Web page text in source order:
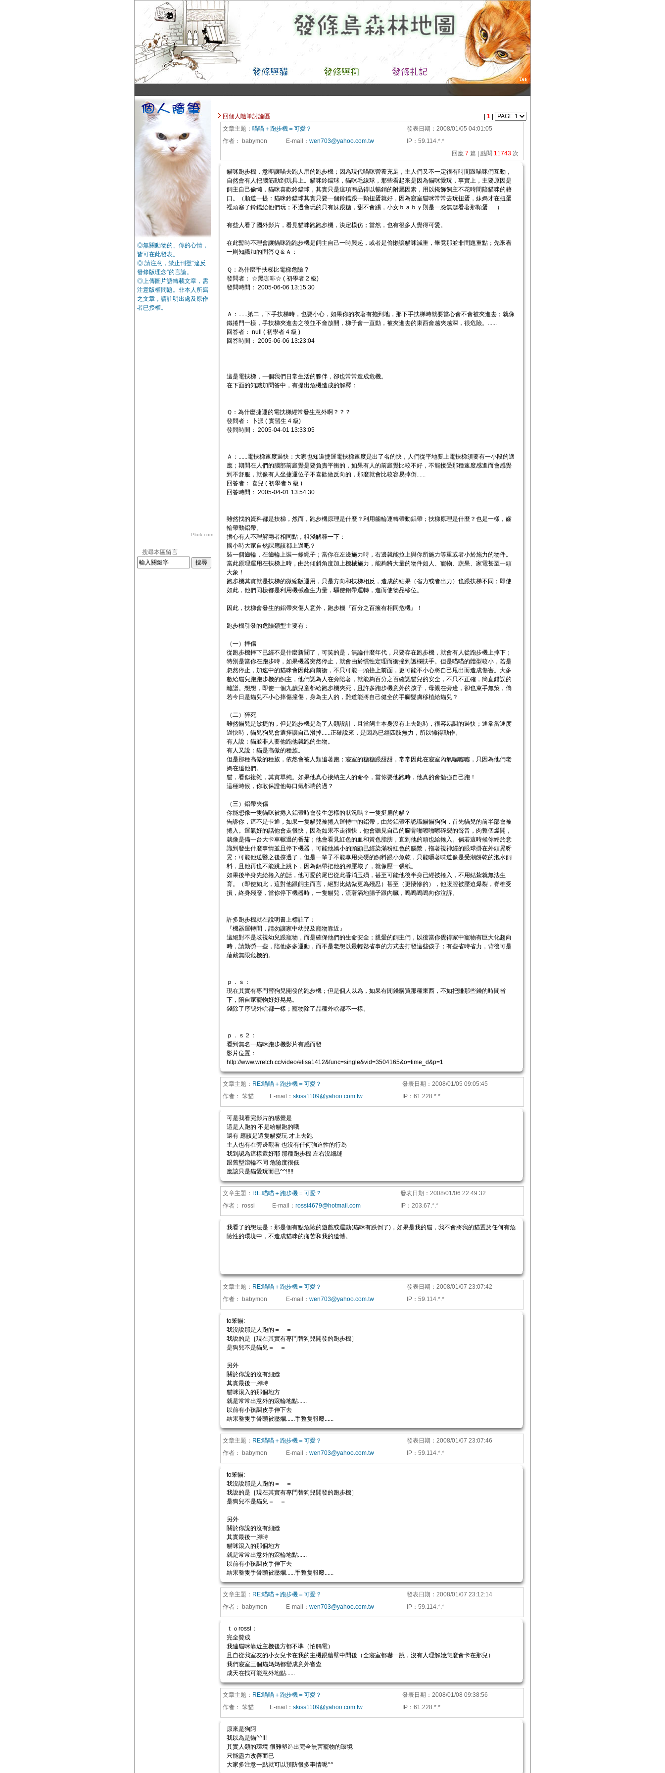
◎無關動物的、你的心情，
皆可在此發表。
◎ 請注意，禁止刊登”違反
發條版理念”的言論。
◎上傳圖片語轉載文章，需
注意版權問題。非本人所寫
之文章，請註明出處及原作
者已授權。
Plurk.com
搜尋本區留言
回個人隨筆討論區 1
文章主題： 喵喵＋跑步機＝可愛？ 發表日期： 2008/01/05 04:01:05
作者：
babymon E-mail ： wen703@yahoo.com.tw IP ： 59.114.*.*
回應 7 篇 | 點閱 11743 次
貓咪跑步機，意即讓喵去跑人用的跑步機；因為現代喵咪營養充足，主人們又不一定很有時間跟喵咪們互動，
自然會有人把腦筋動到玩具上。貓咪鈴鐺球，貓咪毛線球，那些看起來是因為貓咪愛玩，事實上，主要原因是
飼主自己偷懶，貓咪喜歡鈴鐺球，其實只是這項商品得以暢銷的附屬因素，用以掩飾飼主不花時間陪貓咪的藉
口。（順道一提：貓咪鈴鐺球其實只要一個鈴鐺跟一顆扭蛋就好，因為寢室貓咪常常去玩扭蛋，妹媽才在扭蛋
裡頭塞了鈴鐺給他們玩；不過會玩的只有妹跟糖，甜不會踢，小女ｂａｂｙ則是一臉無趣看著那顆蛋......）
有些人看了國外影片，看見貓咪跑跑步機，決定模仿；當然，也有很多人覺得可愛。
在此暫時不理會讓貓咪跑跑步機是飼主自己一時興起，或者是偷懶讓貓咪減重，畢竟那並非問題重點；先來看
一則知識加的問答Ｑ＆Ａ：
Ｑ：為什麼手扶梯比電梯危險 ?
發問者： ☆黑咖啡☆ ( 初學者 2 級)
發問時間： 2005-06-06 13:15:30
Ａ：......第二，下手扶梯時，也要小心，如果你的衣著有拖到地，那下手扶梯時就要當心會不會被夾進去；就像
鐵捲門一樣，手扶梯夾進去之後並不會放開，梯子會一直動，被夾進去的東西會越夾越深，很危險。......
回答者： null ( 初學者 4 級 )
回答時間： 2005-06-06 13:23:04
這是電扶梯，一個我們日常生活的夥伴，卻也常常造成危機。
在下面的知識加問答中，有提出危機造成的解釋：
Ｑ：為什麼捷運的電扶梯經常發生意外啊？？？
發問者： 卜派 ( 實習生 4 級)
發問時間： 2005-04-01 13:33:05
Ａ：......電扶梯速度過快：大家也知道捷運電扶梯速度是出了名的快，人們從平地要上電扶梯須要有一小段的適
應；期間在人們的腦部前庭覺是要負責平衡的，如果有人的前庭覺比較不好，不能接受那種速度感進而會感覺
到不舒服，就像有人坐捷運位子不喜歡做反向的，那麼就會比較容易摔倒......
回答者： 喜兒 ( 初學者 5 級 )
回答時間： 2005-04-01 13:54:30
雖然找的資料都是扶梯，然而，跑步機原理是什麼？利用齒輪運轉帶動鋁帶；扶梯原理是什麼？也是一樣，齒
輪帶動鋁帶。
擔心有人不理解兩者相同點，粗淺解釋一下：
國小時大家自然課應該都上過吧？
裝一個齒輪，在齒輪上裝一條繩子；當你在左邊施力時，右邊就能拉上與你所施力等重或者小於施力的物件。
當此原理運用在扶梯上時，由於傾斜角度加上機械施力，能夠將大量的物件如人、寵物、蔬果、家電甚至一頭
大象！
跑步機其實就是扶梯的微縮版運用，只是方向和扶梯相反，造成的結果（省力或者出力）也跟扶梯不同；即使
如此，他們同樣都是利用機械產生力量，驅使鋁帶運轉，進而使物品移位。
因此，扶梯會發生的鋁帶夾傷人意外，跑步機『百分之百擁有相同危機』！
跑步機引發的危險類型主要有：
（一）摔傷
從跑步機摔下已經不是什麼新聞了，可笑的是，無論什麼年代，只要存在跑步機，就會有人從跑步機上摔下；
特別是當你在跑步時，如果機器突然停止，就會由於慣性定理而衝撞到護欄扶手。但是喵喵的體型較小，若是
忽然停止，加速中的貓咪會因此向前衝，不只可能一頭撞上前面，更可能不小心將自己甩出而造成傷害。大多
數給貓兒跑跑步機的飼主，他們認為人在旁陪著，就能夠百分之百確認貓兒的安全，不只不正確，簡直錯誤的
離譜。想想，即使一個九歲兒童都給跑步機夾死，且許多跑步機意外的孩子，母親在旁邊，卻也束手無策，倘
若今日是貓兒不小心摔傷撞傷，身為主人的，難道能將自己健全的手腳髮膚移植給貓兒？
（二）猝死
雖然貓兒是敏捷的，但是跑步機是為了人類設計，且當飼主本身沒有上去跑時，很容易調的過快；通常當速度
過快時，貓兒狗兒會選擇讓自己滑掉......正確說來，是因為已經四肢無力，所以懶得動作。
有人說：貓並非人要他跑他就跑的生物。
有人又說：貓是高傲的種族。
但是那種高傲的種族，依然會被人類追著跑；寢室的糖糖跟甜甜，常常因此在寢室內氣喘噓噓，只因為他們老
媽在追他們。
貓，看似複雜，其實單純。如果他真心接納主人的命令，當你要他跑時，他真的會勉強自己跑！
這種時候，你敢保證他每口氣都喘的過？
（三）鋁帶夾傷
你能想像一隻貓咪被捲入鋁帶時會發生怎樣的狀況嗎？一隻挺扁的貓？
告訴你，這不是卡通，如果一隻貓兒被捲入運轉中的鋁帶，由於鋁帶不認識貓貓狗狗，首先貓兒的前半部會被
捲入。運氣好的話他會走很快，因為如果不走很快，他會聽見自己的腳骨啪嚓啪嚓碎裂的聲音，肉整個爆開，
就像是備一台大卡車輾過的番茄；他會看見紅色的血和黃色脂肪，直到他的頭也給捲入。倘若這時候你終於意
識到發生什麼事情並且停下機器，可能他嬌小的頭顱已經染滿粉紅色的腦漿，拖著視神經的眼球掛在外頭晃呀
晃；可能他送醫之後撐過了，但是一輩子不能享用尖硬的飼料跟小魚乾，只能嚼著味道像是受潮餅乾的泡水飼
料，且他再也不能跳上跳下，因為鋁帶把他的腳壓壞了，就像壓一張紙。
如果後半身先給捲入的話，他可愛的尾巴從此香消玉殞，甚至可能他後半身已經被捲入，不用結紮就無法生
育。（即使如此，這對他跟飼主而言，絕對比結紮更為殘忍）甚至（更悽慘的），他腹腔被壓迫爆裂，脊椎受
損，終身殘廢，當你停下機器時，一隻貓兒，流著滿地腸子跟內臟，嗚嗚嗚嗚向你泣訴。
許多跑步機就在說明書上標註了：
『機器運轉間，請勿讓家中幼兒及寵物靠近』
這絕對不是歧視幼兒跟寵物，而是確保他們的生命安全；親愛的飼主們，以後當你覺得家中寵物有巨大化趨向
時，請勤勞一些，陪他多多運動，而不是老想以最輕鬆省事的方式去打發這些孩子；有些省時省力，背後可是
蘊藏無限危機的。
ｐ．ｓ：
現在其實有專門替狗兒開發的跑步機；但是個人以為，如果有閒錢購買那種東西，不如把賺那些錢的時間省
下，陪自家寵物好好晃晃。
錢除了序號外啥都一樣；寵物除了品種外啥都不一樣。
ｐ．ｓ２：
看到無名一貓咪跑步機影片有感而發
影片位置：
http://www.wretch.cc/video/elisa1412&func=single&vid=3504165&o=time_d&p=1
文章主題： RE:喵喵＋跑步機＝可愛？ 發表日期： 2008/01/05 09:05:45
作者： 笨貓 E-mail ： skiss1109@yahoo.com.tw IP ： 61.228.*.*
可是我看完影片的感覺是
這是人跑的 不是給貓跑的哦
還有 應該是這隻貓愛玩 才上去跑
主人也有在旁邊觀看 也沒有任何強迫性的行為
我到認為這樣還好耶 那種跑步機 左右沒細縫
跟舊型滾輪不同 危險度很低
應該只是貓愛玩而已^^!!!!!
文章主題： RE:喵喵＋跑步機＝可愛？ 發表日期： 2008/01/06 22:49:32
作者： rossi E-mail ： rossi4679@hotmail.com IP ： 203.67.*.*
我看了的想法是：那是個有點危險的遊戲或運動(貓咪有跌倒了)，如果是我的貓，我不會將我的貓置於任何有危
險性的環境中，不造成貓咪的痛苦和我的遺憾。
文章主題： RE:喵喵＋跑步機＝可愛？ 發表日期： 2008/01/07 23:07:42
作者：
babymon E-mail ： wen703@yahoo.com.tw IP ： 59.114.*.*
to笨貓:
我沒說那是人跑的＝ ＝
我說的是［現在其實有專門替狗兒開發的跑步機］
是狗兒不是貓兒＝ ＝
另外
關於你說的沒有細縫
其實最後一腳時
貓咪滾入的那個地方
就是常常出意外的滾輪地點......
以前有小孩調皮手伸下去
結果整隻手骨頭被壓爛......手整隻報廢......
文章主題： RE:喵喵＋跑步機＝可愛？ 發表日期： 2008/01/07 23:07:46
作者：
babymon E-mail ： wen703@yahoo.com.tw IP ： 59.114.*.*
to笨貓:
我沒說那是人跑的＝ ＝
我說的是［現在其實有專門替狗兒開發的跑步機］
是狗兒不是貓兒＝ ＝
另外
關於你說的沒有細縫
其實最後一腳時
貓咪滾入的那個地方
就是常常出意外的滾輪地點......
以前有小孩調皮手伸下去
結果整隻手骨頭被壓爛......手整隻報廢......
文章主題： RE:喵喵＋跑步機＝可愛？ 發表日期： 2008/01/07 23:12:14
作者：
babymon E-mail ： wen703@yahoo.com.tw IP ： 59.114.*.*
ｔｏrossi：
完全贊成
我連貓咪靠近主機後方都不準（怕觸電）
且自從我室友的小女兒卡在我的主機跟牆壁中間後（全寢室都嚇一跳，沒有人理解她怎麼會卡在那兒）
我們寢室三個貓媽媽都變成意外審查
成天在找可能意外地點......
文章主題： RE:喵喵＋跑步機＝可愛？ 發表日期： 2008/01/08 09:38:56
作者： 笨貓 E-mail ： skiss1109@yahoo.com.tw IP ： 61.228.*.*
原來是狗阿
我以為是貓^^!!!
其實人類的環境 很難塑造出完全無害寵物的環境
只能盡力改善而已
大家多注意一點就可以預防很多事情呢^^